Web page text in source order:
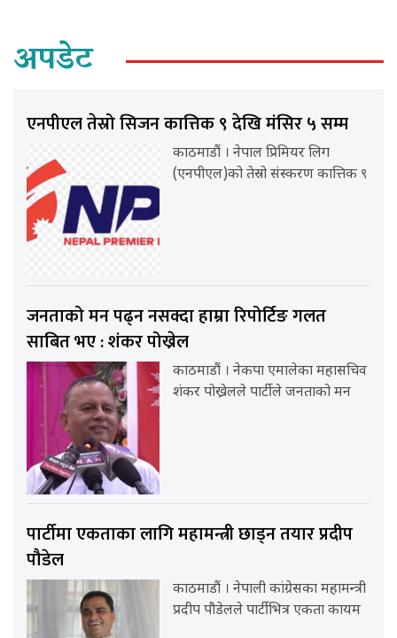
अपडेट
एनपीएल तेस्रो सिजन कात्तिक ९ देखि मंसिर ५ सम्म
काठमाडौं । नेपाल प्रिमियर लिग
(एनपीएल)को तेस्रो संस्करण कात्तिक ९
जनताको मन पढ्न नसक्दा हाम्रा रिपोर्टिङ गलत
साबित भए : शंकर पोख्रेल
काठमाडौं । नेकपा एमालेका महासचिव
शंकर पोख्रेलले पार्टीले जनताको मन
पार्टीमा एकताका लागि महामन्त्री छाड्न तयार प्रदीप
पौडेल
काठमाडौं । नेपाली कांग्रेसका महामन्त्री
प्रदीप पौडेलले पार्टीभित्र एकता कायम